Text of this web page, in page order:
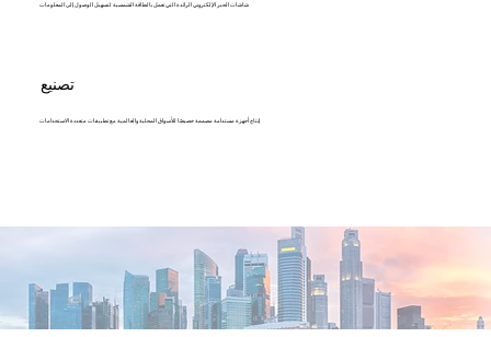
شاشات الحبر الإلكتروني الرائدة التي تعمل بالطاقة الشمسية لتسهيل الوصول إلى المعلومات
إنتاج أجهزة مستدامة مصممة خصيصًا للأسواق المحلية والعالمية مع تطبيقات متعددة الاستخدامات
تصنيع